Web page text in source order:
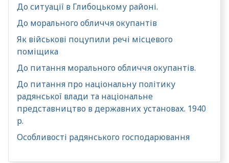
До ситуації в Глибоцькому районі.
До морального обличчя окупантів
Як військові поцупили речі місцевого
поміщика
До питання морального обличчя окупантів.
До питання про національну політику
радянської влади та національне
представництво в державних установах. 1940
р.
Особливості радянського господарювання